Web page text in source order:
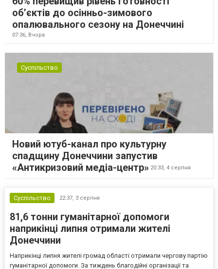
об’єктів до осінньо-зимового
опалювального сезону на Донеччині
07:36, Вчора
Суспільство
Новий ютуб-канал про культурну
спадщину Донеччини запустив
«Антикризовий медіа-центр» 20:33, 4 серпня
Суспільство 22:37, 3 серпня
81,6 тонни гуманітарної допомоги
наприкінці липня отримали жителі
Донеччини
Наприкінці липня жителі громад області отримали чергову партію
гуманітарної допомоги. За тиждень благодійні організації та